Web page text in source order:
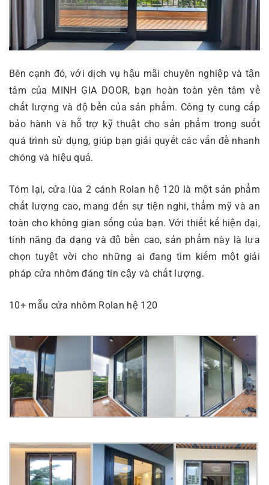
Bên cạnh đó, với dịch vụ hậu mãi chuyên nghiệp và tận
tâm của MINH GIA DOOR, bạn hoàn toàn yên tâm về
chất lượng và độ bền của sản phẩm. Công ty cung cấp
bảo hành và hỗ trợ kỹ thuật cho sản phẩm trong suốt
quá trình sử dụng, giúp bạn giải quyết các vấn đề nhanh
chóng và hiệu quả.
Tóm lại, cửa lùa 2 cánh Rolan hệ 120 là một sản phẩm
chất lượng cao, mang đến sự tiện nghi, thẩm mỹ và an
toàn cho không gian sống của bạn. Với thiết kế hiện đại,
tính năng đa dạng và độ bền cao, sản phẩm này là lựa
chọn tuyệt vời cho những ai đang tìm kiếm một giải
pháp cửa nhôm đáng tin cậy và chất lượng.
10+ mẫu cửa nhôm Rolan hệ 120